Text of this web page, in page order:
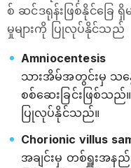
စ် ဆင်ဒရုန်းဖြစ်နိုင်ခြေ
မှုများကို ပြုလုပ်နိုင်သည်
Amniocentesis
သားအိမ်အတွင်းမှ သ
စစ်ဆေးခြင်းဖြစ်သ
ပြုလုပ်နိုင်သည်။
Chorionic villus
အချင်းမှ တစ်ရှူးအန